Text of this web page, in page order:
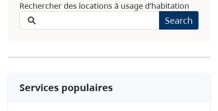
Rechercher des locations à usage d’habitation
Search
Services populaires